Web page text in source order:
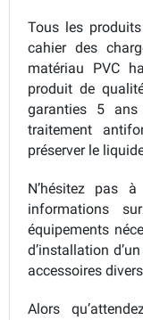
Tous les
cahier des
matériau PVC
produit de
garanties 5
traitement
préserver le
N’hésitez pas
informations
équipements
d’installation
accessoires
Alors